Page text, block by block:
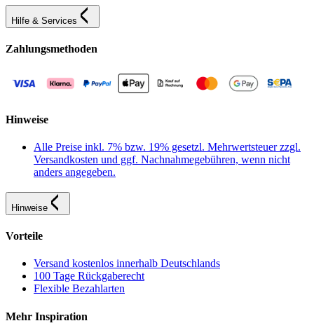
Hilfe & Services
Zahlungsmethoden
Hinweise
Alle Preise inkl. 7% bzw. 19% gesetzl. Mehrwertsteuer zzgl.
Versandkosten und ggf. Nachnahmegebühren, wenn nicht
anders angegeben.
Hinweise
Vorteile
Versand kostenlos innerhalb Deutschlands
100 Tage Rückgaberecht
Flexible Bezahlarten
Mehr Inspiration